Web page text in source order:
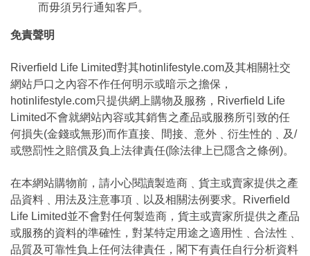
而毋須另行通知客戶。
免責聲明
Riverfield Life Limited對其hotinlifestyle.com及其相關社交
網站戶口之內容不作任何明示或暗示之擔保，
hotinlifestyle.com只提供網上購物及服務，Riverfield Life
Limited不會就網站內容或其銷售之產品或服務所引致的任
何損失(金錢或無形)而作直接、間接、意外﹑衍生性的﹑及/
或懲罰性之賠償及負上法律責任(除法律上已隱含之條例)。
在本網站購物前，請小心閱讀製造商﹑貨主或賣家提供之產
品資料﹑用法及注意事項﹑以及相關法例要求。Riverfield
Life Limited並不會對任何製造商，貨主或賣家所提供之產品
或服務的資料的準確性，對某特定用途之適用性﹑合法性﹑
品質及可靠性負上任何法律責任，閣下有責任自行分析資料